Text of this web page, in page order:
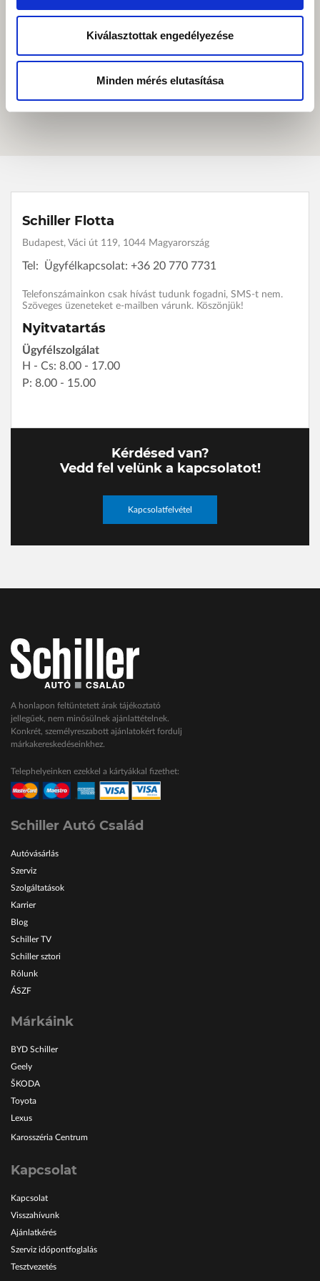
Kiválasztottak engedélyezése
Minden mérés elutasítása
Schiller Flotta
Budapest, Váci út 119, 1044 Magyarország
Tel: Ügyfélkapcsolat: +36 20 770 7731
Telefonszámainkon csak hívást tudunk fogadni, SMS-t nem.
Szöveges üzeneteket e-mailben várunk. Köszönjük!
Nyitvatartás
Ügyfélszolgálat
H - Cs: 8.00 - 17.00
P: 8.00 - 15.00
Kérdésed van?
Vedd fel velünk a kapcsolatot!
Kapcsolatfelvétel
A honlapon feltüntetett árak tájékoztató
jellegűek, nem minősülnek ajánlattételnek.
Konkrét, személyreszabott ajánlatokért fordulj
márkakereskedéseinkhez.
Telephelyeinken ezekkel a kártyákkal fizethet:
Schiller Autó Család
Autóvásárlás
Szerviz
Szolgáltatások
Karrier
Blog
Schiller TV
Schiller sztori
Rólunk
ÁSZF
Márkáink
BYD Schiller
Geely
ŠKODA
Toyota
Lexus
Karosszéria Centrum
Kapcsolat
Kapcsolat
Visszahívunk
Ajánlatkérés
Szerviz időpontfoglalás
Tesztvezetés